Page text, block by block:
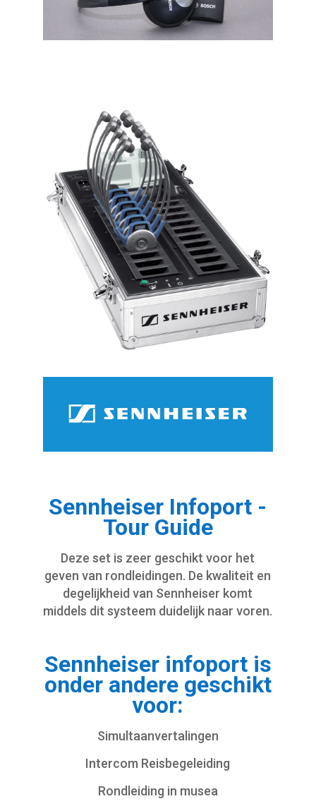
Sennheiser Infoport -
Tour Guide
Deze set is zeer geschikt voor het
geven van rondleidingen. De kwaliteit en
degelijkheid van Sennheiser komt
middels dit systeem duidelijk naar voren.
Sennheiser infoport is
onder andere geschikt
voor:
Simultaanvertalingen
Intercom Reisbegeleiding
Rondleiding in musea